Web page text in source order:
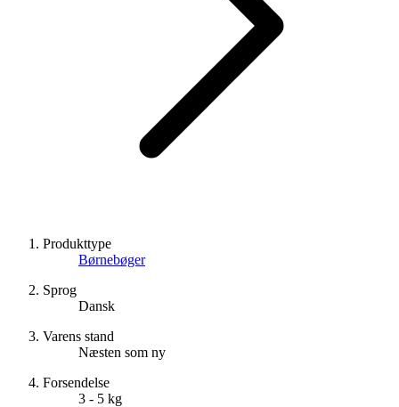
Produkttype
Børnebøger
Sprog
Dansk
Varens stand
Næsten som ny
Forsendelse
3 - 5 kg